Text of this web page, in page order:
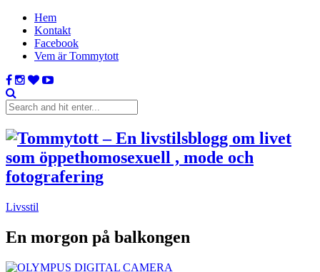
Hem
Kontakt
Facebook
Vem är Tommytott
Livsstil
En morgon på balkongen